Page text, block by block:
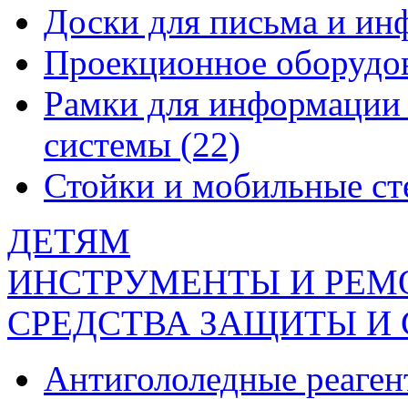
Доски для письма и
Проекционное
Рамки для
системы (22)
Стойки и мобильные
ДЕТЯМ
ИНСТРУМЕНТЫ И
СРЕДСТВА ЗАЩИТЫ
Антигололедные